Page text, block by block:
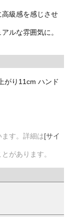
級感を感じさせ
ルな雰囲気に。
がり11cm ハンド
す。詳細は[サイ
があります。